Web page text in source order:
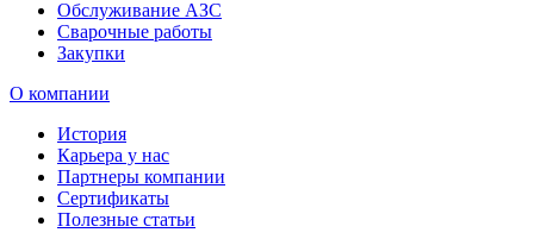
Обслуживание АЗС
Сварочные работы
Закупки
О компании
История
Карьера у нас
Партнеры компании
Сертификаты
Полезные статьи